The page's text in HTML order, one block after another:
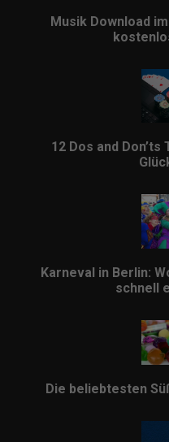
Musik Download
12 Dos and
Karneval in Berlin:
schnell
Die beliebtesten